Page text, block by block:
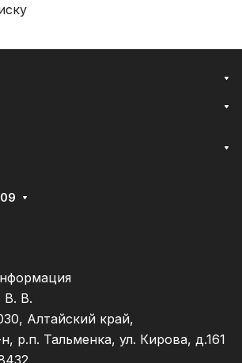
В. В.
Алтайский край,
р.п. Тальменка, ул. Кирова, д.161